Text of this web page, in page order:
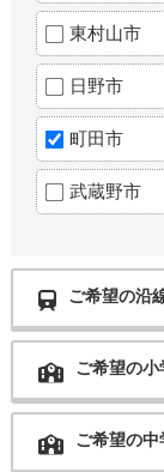
東村山市
日野市
町田市
武蔵野市
ご希望の沿
ご希望の
ご希望の